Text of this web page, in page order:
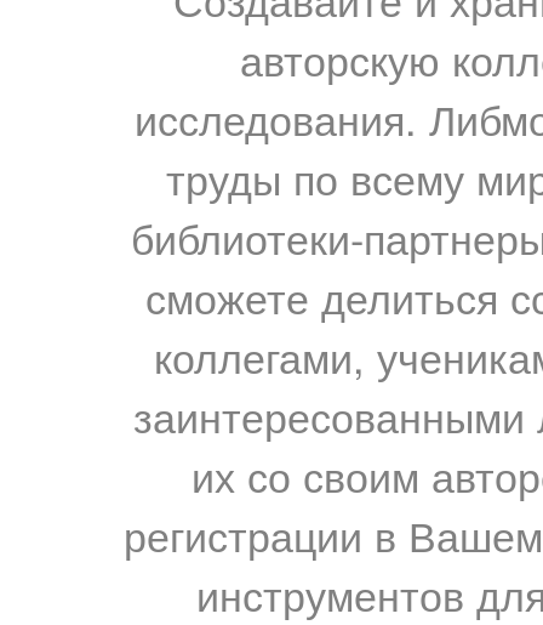
авторскую
исследования.
труды по всему
библиотеки-
сможете делиться
коллегами,
их со своим
регистрации в
инструментов